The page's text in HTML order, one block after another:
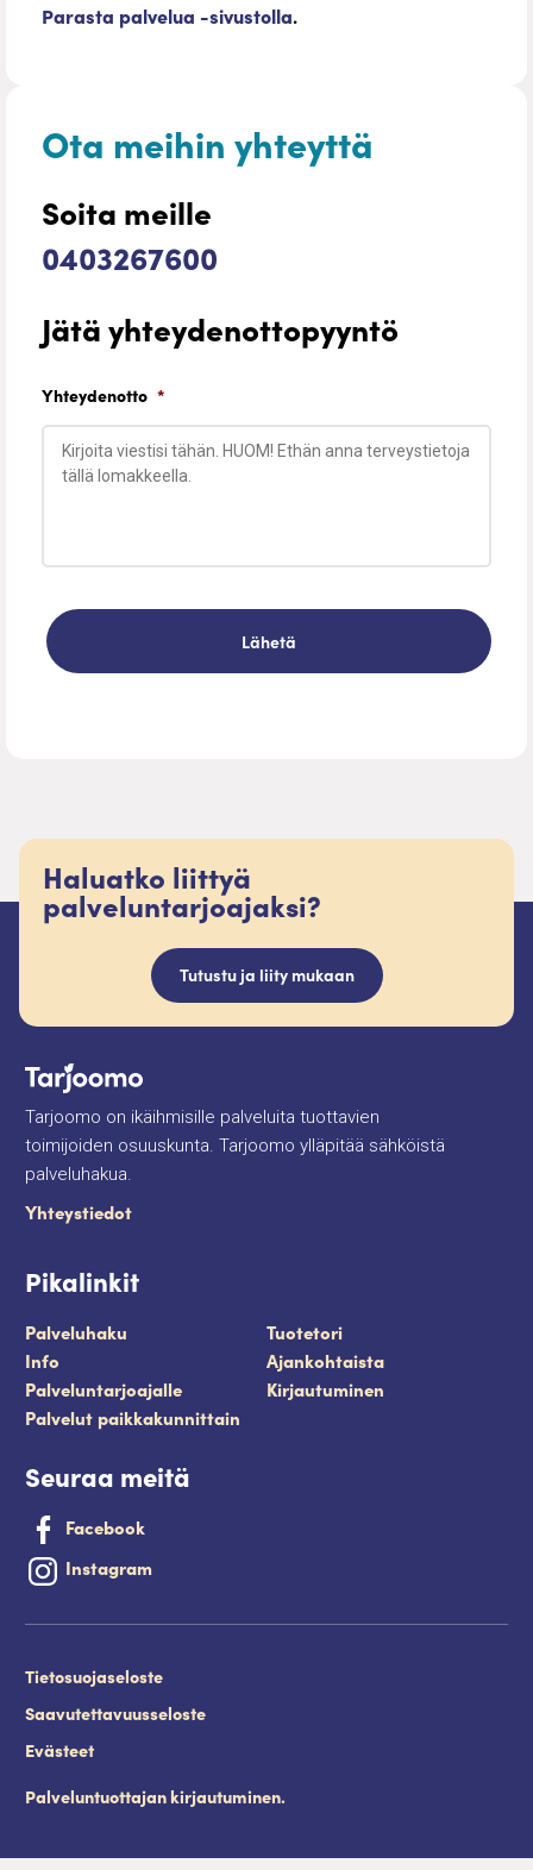
Parasta palvelua -sivustolla.
Ota meihin yhteyttä
Soita meille
0403267600
Jätä yhteydenottopyyntö
Yhteydenotto *
Haluatko liittyä
palveluntarjoajaksi?
Tutustu ja liity mukaan
Tarjoomo on ikäihmisille palveluita tuottavien
toimijoiden osuuskunta. Tarjoomo ylläpitää sähköistä
palveluhakua.
Yhteystiedot
Pikalinkit
Palveluhaku
Tuotetori
Info
Ajankohtaista
Palveluntarjoajalle
Kirjautuminen
Palvelut paikkakunnittain
Seuraa meitä
Facebook
Instagram
Tietosuojaseloste
Saavutettavuusseloste
Evästeet
Palveluntuottajan kirjautuminen.